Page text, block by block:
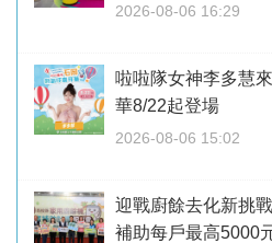
2026-08-06 16:29
啦啦隊女神李多慧
華8/22起登場
2026-08-06 15:02
迎戰廚餘去化新挑
補助每戶最高5000